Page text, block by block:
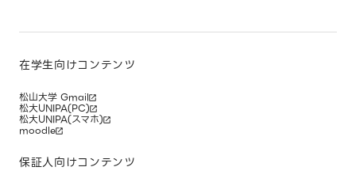
キャンパスマップ
在学生・保護者のみなさま
研究者・企業のみなさま
在学生向けコンテンツ
松山大学 Gmail
松大UNIPA(PC)
松大UNIPA(スマホ)
moodle
保証人向けコンテンツ